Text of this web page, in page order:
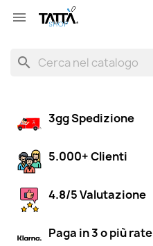

search
3gg Spedizione
5.000+ Clienti
4.8/5 Valutazione
Paga in 3 o più rate